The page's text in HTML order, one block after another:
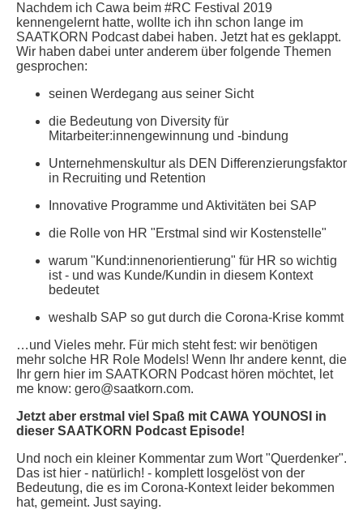
Nachdem ich Cawa beim #RC Festival 2019
kennengelernt hatte, wollte ich ihn schon lange im
SAATKORN Podcast dabei haben. Jetzt hat es geklappt.
Wir haben dabei unter anderem über folgende Themen
gesprochen:
seinen Werdegang aus seiner Sicht
die Bedeutung von Diversity für
Mitarbeiter:innengewinnung und -bindung
Unternehmenskultur als DEN Differenzierungsfaktor
in Recruiting und Retention
Innovative Programme und Aktivitäten bei SAP
die Rolle von HR "Erstmal sind wir Kostenstelle"
warum "Kund:innenorientierung" für HR so wichtig
ist - und was Kunde/Kundin in diesem Kontext
bedeutet
weshalb SAP so gut durch die Corona-Krise kommt
…und Vieles mehr. Für mich steht fest: wir benötigen
mehr solche HR Role Models! Wenn Ihr andere kennt, die
Ihr gern hier im SAATKORN Podcast hören möchtet, let
me know: gero@saatkorn.com.
Jetzt aber erstmal viel Spaß mit CAWA YOUNOSI in
dieser SAATKORN Podcast Episode!
Und noch ein kleiner Kommentar zum Wort "Querdenker".
Das ist hier - natürlich! - komplett losgelöst von der
Bedeutung, die es im Corona-Kontext leider bekommen
hat, gemeint. Just saying.